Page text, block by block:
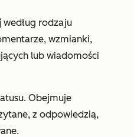
według rodzaju
, wzmianki,
lub wiadomości
Obejmuje
, z odpowiedzią,
.